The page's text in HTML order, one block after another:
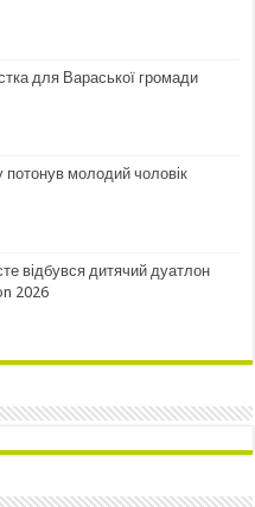
для Вараської громади
потонув молодий чоловік
відбувся дитячий дуатлон
2026